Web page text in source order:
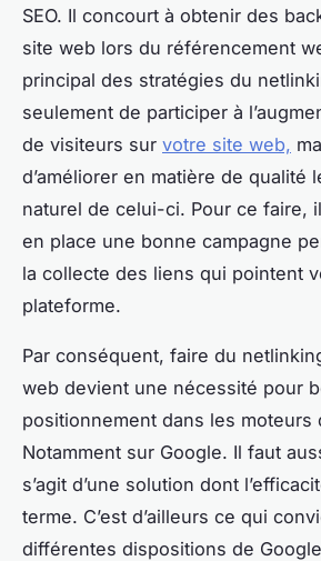
SEO. Il concourt à obtenir des
site web lors du référencement
principal des stratégies du
seulement de participer à
de visiteurs sur votre site web,
d’améliorer en matière de qualité
naturel de celui-ci. Pour ce faire,
en place une bonne campagne
la collecte des liens qui pointent
plateforme.
Par conséquent, faire du
web devient une nécessité pour
positionnement dans les moteurs
Notamment sur Google. Il faut
s’agit d’une solution dont
terme. C’est d’ailleurs ce qui
différentes dispositions de